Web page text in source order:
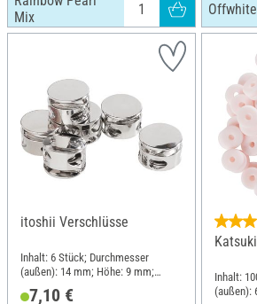
Mix
Offwhite
itoshii Verschlüsse
Inhalt: 6 Stück; Durchmesser
(außen): 14 mm; Höhe: 9 mm;
7,10 €
Inhalt:
(außen):